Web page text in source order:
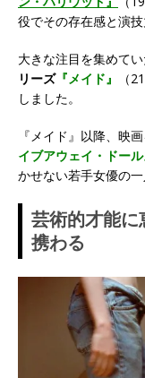
役でその存在感と演
大きな注目を集めて
リーズ『メイド』
（
しました。
『メイド』以降、映
イブアウェイ・ドール
かせない若手女優の一
芸術的才能に
携わる